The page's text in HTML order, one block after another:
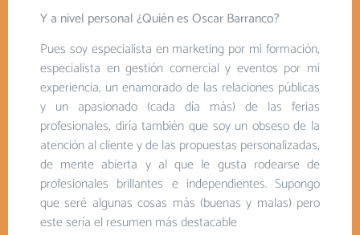
Y a nivel personal ¿Quién es Oscar Barranco?
Pues soy especialista en marketing por mi formación,
especialista en gestión comercial y eventos por mi
experiencia, un enamorado de las relaciones públicas
y un apasionado (cada día más) de las ferias
profesionales, diría también que soy un obseso de la
atención al cliente y de las propuestas personalizadas,
de mente abierta y al que le gusta rodearse de
profesionales brillantes e independientes. Supongo
que seré algunas cosas más (buenas y malas) pero
este sería el resumen más destacable